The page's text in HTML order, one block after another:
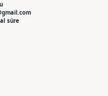
süre